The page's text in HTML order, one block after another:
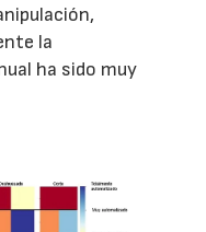
la
ha sido muy